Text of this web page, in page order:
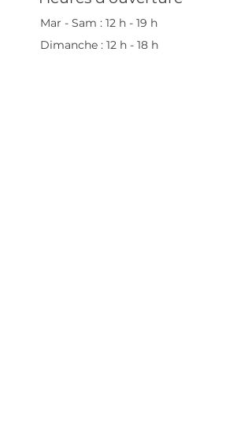
Mar - Sam : 12 h - 19 h
Dimanche : 12 h - 18 h